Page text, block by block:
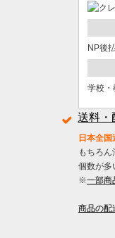
NP後
学校・
送料・
日本全国
もちろん
個数が多
※一部商
商品の配